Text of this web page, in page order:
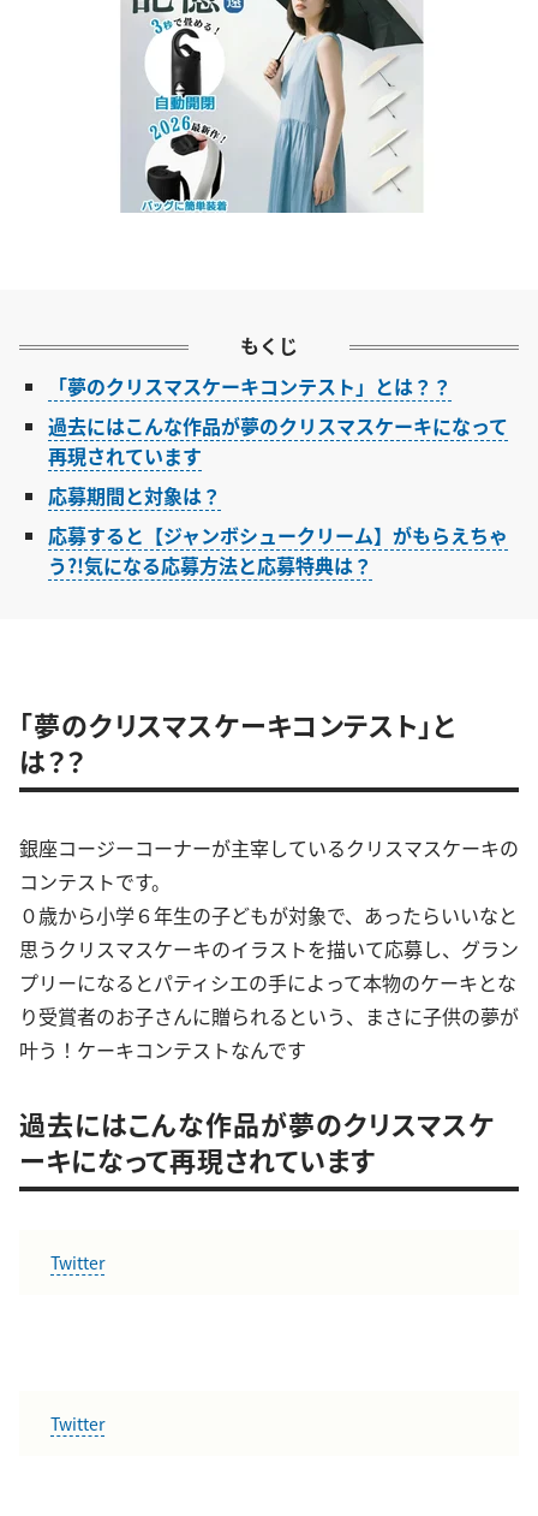
もくじ
「夢のクリスマスケーキコンテスト」とは？？
過去にはこんな作品が夢のクリスマスケーキになって
再現されています
応募期間と対象は？
応募すると【ジャンボシュークリーム】がもらえちゃ
う?!気になる応募方法と応募特典は？
「夢のクリスマスケーキコンテスト」と
は？？
銀座コージーコーナーが主宰しているクリスマスケーキの
コンテストです。
０歳から小学６年生の子どもが対象で、あったらいいなと
思うクリスマスケーキのイラストを描いて応募し、グラン
プリーになるとパティシエの手によって本物のケーキとな
り受賞者のお子さんに贈られるという、まさに子供の夢が
叶う！ケーキコンテストなんです
過去にはこんな作品が夢のクリスマスケ
ーキになって再現されています
Twitter
Twitter